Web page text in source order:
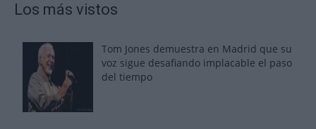
Los más vistos
Tom Jones demuestra en Madrid que su
voz sigue desafiando implacable el paso
del tiempo